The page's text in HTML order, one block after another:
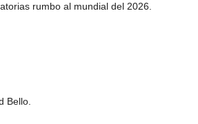
rumbo al mundial del 2026.
Bello.